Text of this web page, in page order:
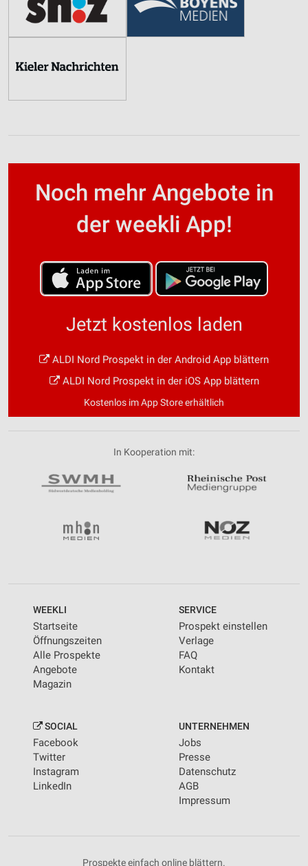
Noch mehr Angebote in
der weekli App!
Jetzt kostenlos laden
ALDI Nord Prospekt in der Android App blättern
ALDI Nord Prospekt in der iOS App blättern
Kostenlos im App Store erhältlich
In Kooperation mit:
WEEKLI
Startseite
Öffnungszeiten
Alle Prospekte
Angebote
Magazin
SERVICE
Prospekt einstellen
Verlage
FAQ
Kontakt
SOCIAL
Facebook
Twitter
Instagram
LinkedIn
UNTERNEHMEN
Jobs
Presse
Datenschutz
AGB
Impressum
Prospekte einfach online blättern.